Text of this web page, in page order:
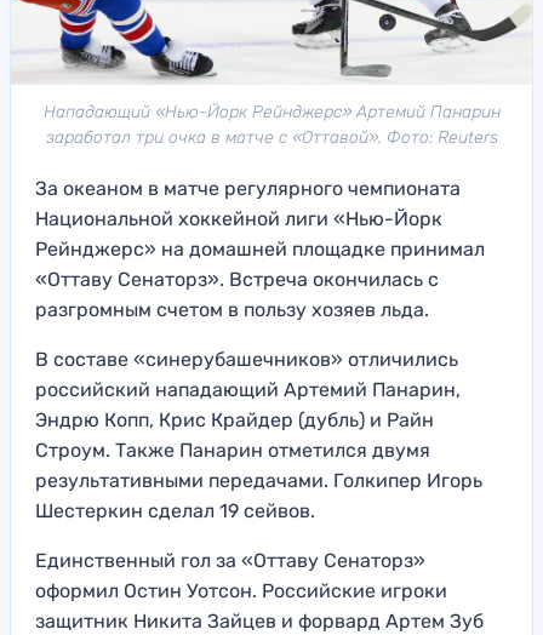
Нападающий «Нью-Йорк Рейнджерс» Артемий Панарин
заработал три очка в матче с «Оттавой». Фото: Reuters
За океаном в матче регулярного чемпионата
Национальной хоккейной лиги «Нью-Йорк
Рейнджерс» на домашней площадке принимал
«Оттаву Сенаторз». Встреча окончилась с
разгромным счетом в пользу хозяев льда.
В составе «синерубашечников» отличились
российский нападающий Артемий Панарин,
Эндрю Копп, Крис Крайдер (дубль) и Райн
Строум. Также Панарин отметился двумя
результативными передачами. Голкипер Игорь
Шестеркин сделал 19 сейвов.
Единственный гол за «Оттаву Сенаторз»
оформил Остин Уотсон. Российские игроки
защитник Никита Зайцев и форвард Артем Зуб